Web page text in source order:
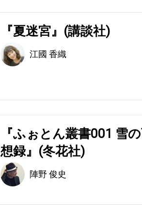
『夏迷宮』(講談社)
江國 香織
『ふぉとん叢書001 雪
想録』(冬花社)
陣野 俊史